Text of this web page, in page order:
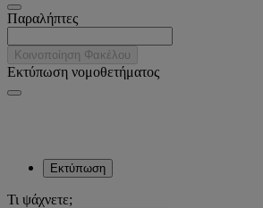
Παραλήπτες
Κοινοποίηση Φακέλου
Εκτύπωση νομοθετήματος
Εκτύπωση
Τι ψάχνετε;